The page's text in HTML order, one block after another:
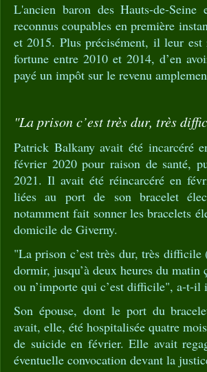
L'ancien baron des Hauts-de-
reconnus coupables en première
et 2015. Plus précisément, il leur
fortune entre 2010 et 2014, d’en
payé un impôt sur le revenu
"La prison c’est très dur, très
Patrick Balkany avait été incarcéré
février 2020 pour raison de santé,
2021. Il avait été réincarcéré en
liées au port de son bracelet
notamment fait sonner les bracelets
domicile de Giverny.
"La prison c’est très dur, très difficile
dormir, jusqu’à deux heures du
ou n’importe qui c’est difficile", a-t-il
Son épouse, dont le port du
avait, elle, été hospitalisée quatre
de suicide en février. Elle avait
éventuelle convocation devant la